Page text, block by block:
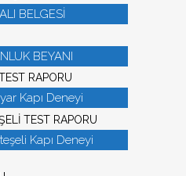
BELGESİ
BEYANI
Kapı Deneyi
Kapı Deneyi